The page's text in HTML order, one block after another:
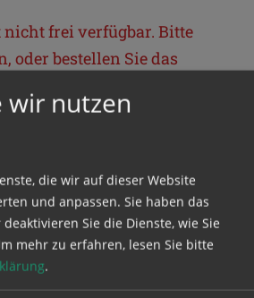
nicht frei verfügbar. Bitte
oder bestellen Sie das
mit Ihrem Benutzernamen
wir nutzen
die wir auf dieser Website
und anpassen. Sie haben das
Sie die Dienste, wie Sie
mehr zu erfahren, lesen Sie bitte
.